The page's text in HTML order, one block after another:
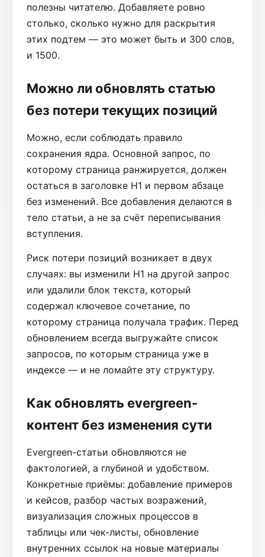
полезны читателю. Добавляете ровно
столько, сколько нужно для раскрытия
этих подтем — это может быть и 300 слов,
и 1500.
Можно ли обновлять статью
без потери текущих позиций
Можно, если соблюдать правило
сохранения ядра. Основной запрос, по
которому страница ранжируется, должен
остаться в заголовке H1 и первом абзаце
без изменений. Все добавления делаются в
тело статьи, а не за счёт переписывания
вступления.
Риск потери позиций возникает в двух
случаях: вы изменили H1 на другой запрос
или удалили блок текста, который
содержал ключевое сочетание, по
которому страница получала трафик. Перед
обновлением всегда выгружайте список
запросов, по которым страница уже в
индексе — и не ломайте эту структуру.
Как обновлять evergreen-
контент без изменения сути
Evergreen-статьи обновляются не
фактологией, а глубиной и удобством.
Конкретные приёмы: добавление примеров
и кейсов, разбор частых возражений,
визуализация сложных процессов в
таблицы или чек-листы, обновление
внутренних ссылок на новые материалы